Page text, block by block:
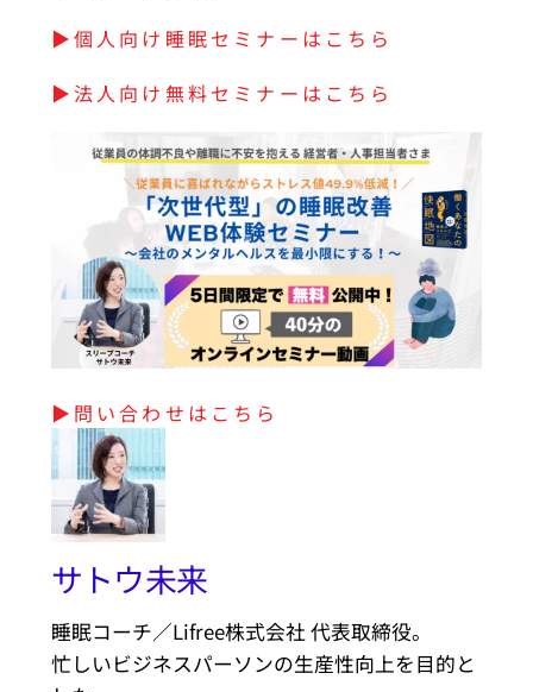
▶︎個人向け睡眠セミナーはこちら
▶︎法人向け無料セミナーはこちら
▶︎問い合わせはこちら
サトウ未来
睡眠コーチ／Lifree株式会社 代表取締役。
忙しいビジネスパーソンの生産性向上を目的と